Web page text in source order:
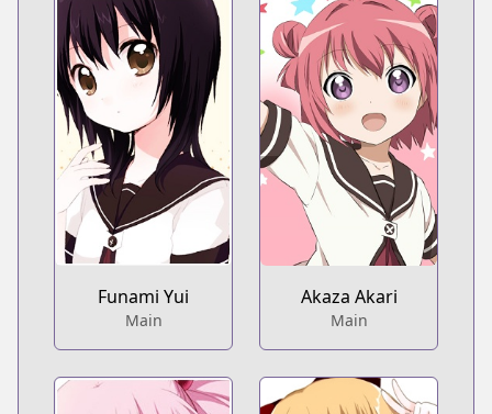
Akaza Akari
Main
Funami Yui
Main